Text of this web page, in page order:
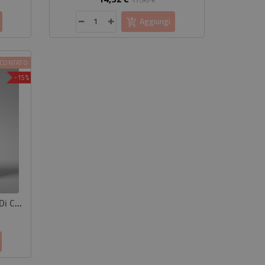
base
Aggiungi
-15%
Cerotti Sollievo Prolungato Di CBD